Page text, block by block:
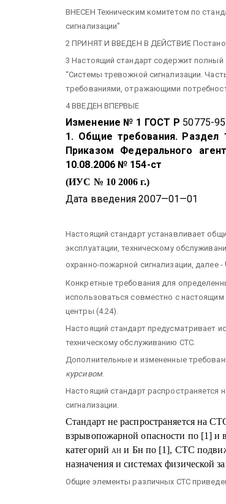
ВНЕСЕН Техническим комитетом по
сигнализации”
2 ПРИНЯТ И ВВЕДЕН В ДЕЙСТВИЕ
3 Настоящий стандарт содержит полный
“Системы тревожной сигнализации.
требованиями, отражающими
4 ВВЕДЕН ВПЕРВЫЕ
Изменение № 1 ГОСТ Р 50775-95
1. Общие требования.
Приказом Федерального
10.08.2006 № 154-ст
(ИУС № 10 2006 г.)
Дата введения 2007—01—01
Настоящий стандарт устанавливает
эксплуатации, техническому
охранно-пожарной сигнализации, далее -
Конкретные требования для
использоваться совместно с
центры (4.24).
Настоящий стандарт предусматривает
техническому обслуживанию СТС.
Дополнительные и измененные
курсивом.
Настоящий стандарт распространяется
сигнализации.
Стандарт не распространяется на
взрывопожарной опасности по [1] и
категорий ани Бн по [1], СТС
назначения и системах физической
Общие элементы различных СТС